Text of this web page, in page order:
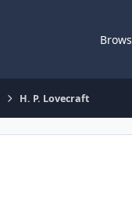
H. P. Lovecraft